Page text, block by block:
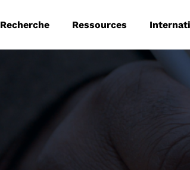
Recherche Ressources